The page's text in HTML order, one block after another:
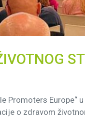
Europe“
o zdravom